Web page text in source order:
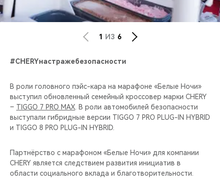
1 ИЗ 6
#CHERYнастражебезопасности
В роли головного пэйс-кара на марафоне «Белые Ночи»
выступил обновленный семейный кроссовер марки CHERY
– TIGGO 7 PRO MAX . В роли автомобилей безопасности
выступали гибридные версии TIGGO 7 PRO PLUG-IN HYBRID
и TIGGO 8 PRO PLUG-IN HYBRID.
Партнёрство с марафоном «Белые Ночи» для компании
CHERY является следствием развития инициатив в
области социального вклада и благотворительности.